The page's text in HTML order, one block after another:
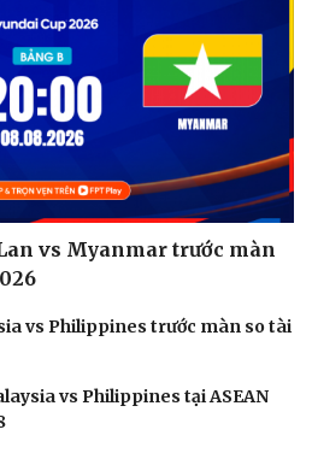
vs Myanmar trước màn
vs Philippines trước màn so tài
vs Philippines tại ASEAN